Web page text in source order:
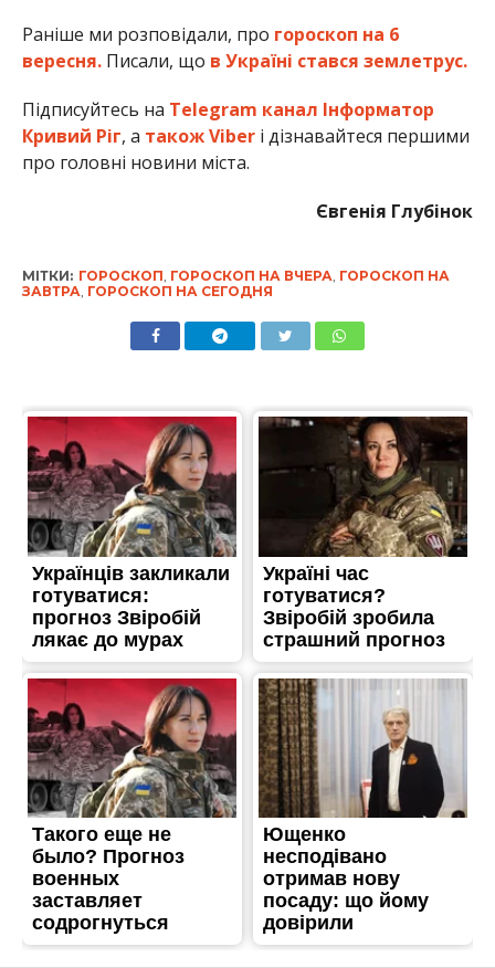
Раніше ми розповідали, про гороскоп на 6
вересня.Писали, що в Україні стався землетрус.
Підписуйтесь на Telegram канал Інформатор
Кривий Ріг, а також Viberі дізнавайтеся першими
про головні новини міста.
Євгенія Глубінок
МІТКИ: ГОРОСКОП, ГОРОСКОП НА ВЧЕРА, ГОРОСКОП НА
ЗАВТРА, ГОРОСКОП НА СЕГОДНЯ